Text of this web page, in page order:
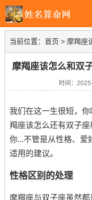
当前位置： 首页 > 摩羯座
摩羯座该怎么和双
时间：
我们在这一生很短，
羯座该怎么还有双子
你...不管是从性格、爱
适用的建议。
性格区别的处理
摩羯座与双子座虽然